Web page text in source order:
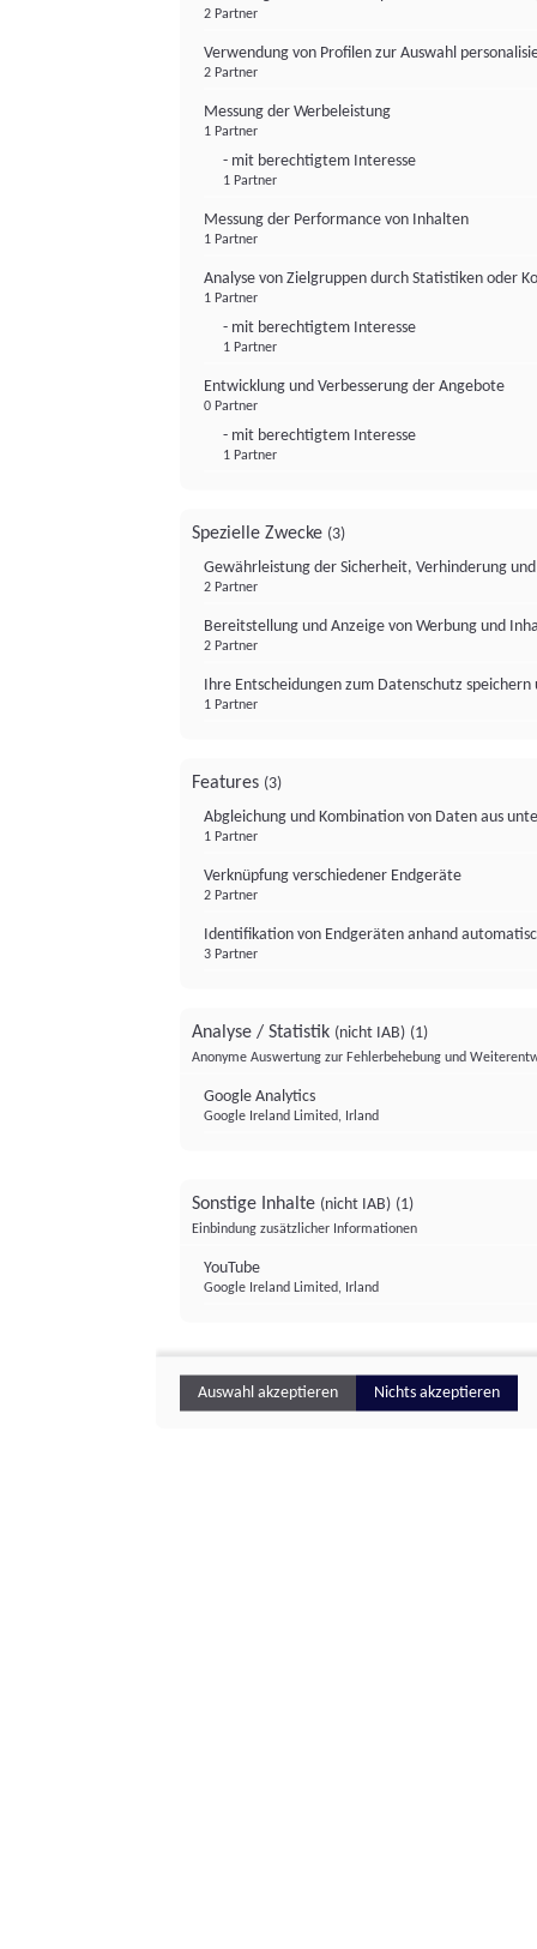
2 Partner
Verwendung von Profilen zur Auswahl
2 Partner
Messung der Werbeleistung
1 Partner
- mit berechtigtem Interesse
1 Partner
Messung der Performance von Inhalten
1 Partner
Analyse von Zielgruppen durch Statistiken oder
1 Partner
- mit berechtigtem Interesse
1 Partner
Entwicklung und Verbesserung der Angebote
0 Partner
- mit berechtigtem Interesse
1 Partner
Spezielle Zwecke (3)
Gewährleistung der Sicherheit, Verhinderung
2 Partner
Bereitstellung und Anzeige von Werbung und
2 Partner
Ihre Entscheidungen zum Datenschutz
1 Partner
Features (3)
Abgleichung und Kombination von Daten aus
1 Partner
Verknüpfung verschiedener Endgeräte
2 Partner
Identifikation von Endgeräten anhand
3 Partner
Analyse / Statistik (nicht IAB) (1)
Anonyme Auswertung zur Fehlerbehebung und
Google Analytics
Google Ireland Limited, Irland
Sonstige Inhalte (nicht IAB) (1)
Einbindung zusätzlicher Informationen
YouTube
Google Ireland Limited, Irland
Auswahl akzeptieren Nichts akzeptieren